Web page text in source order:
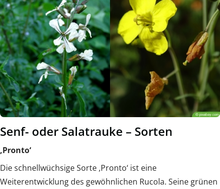
Senf- oder Salatrauke – Sorten
‚Pronto‘
Die schnellwüchsige Sorte ‚Pronto‘ ist eine
Weiterentwicklung des gewöhnlichen Rucola. Seine grünen